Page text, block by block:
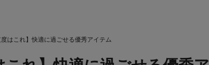
度はこれ】快適に過ごせる優秀アイテム